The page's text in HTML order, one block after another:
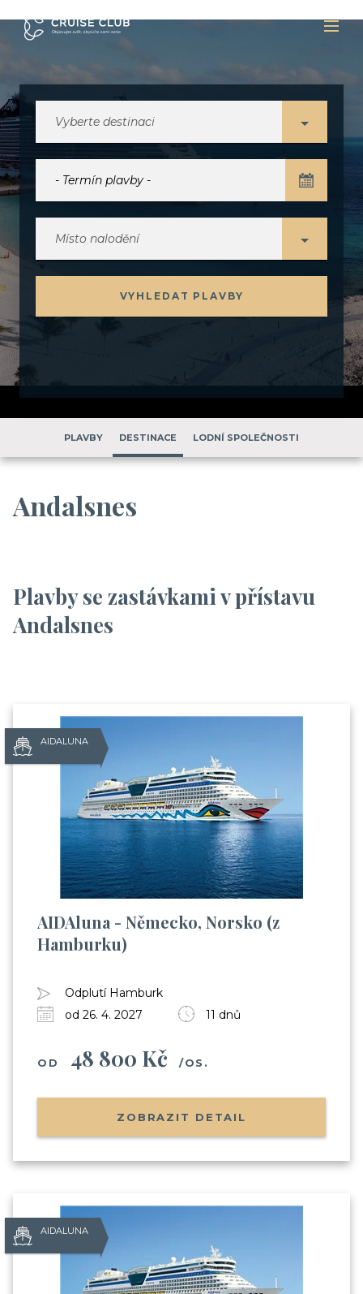
Vyberte destinaci
Místo nalodění
VYHLEDAT PLAVBY
PLAVBY DESTINACE LODNÍ SPOLEČNOSTI
Andalsnes
Plavby se zastávkami v přístavu
Andalsnes
AIDALUNA
AIDAluna - Německo, Norsko (z
Hamburku)
Odplutí Hamburk
od 26. 4. 2027
11 dnů
OD 48 800 Kč /OS.
ZOBRAZIT DETAIL
AIDALUNA